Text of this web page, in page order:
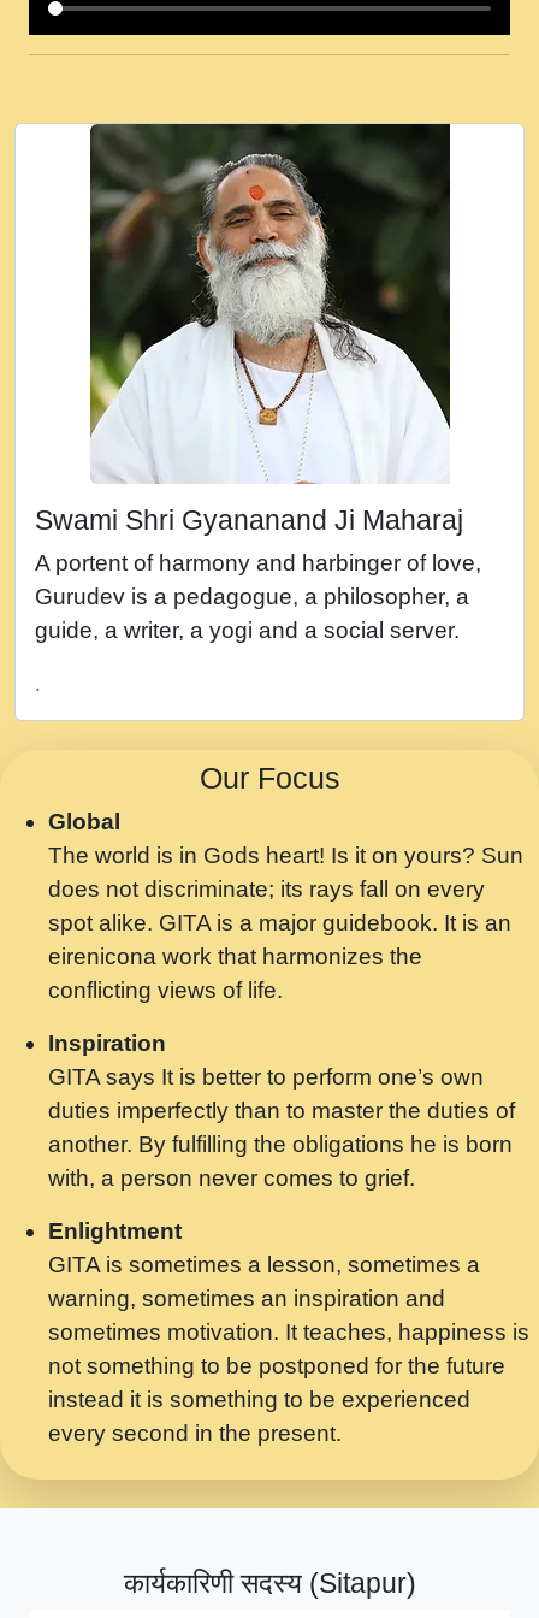
कई पकड क मर हथ र मह वदवन पहच दय! मह जन
Ki - Krishna Bhajan - New Bhajan 2020
#Ishwar Bhakti.mp3
जब से गीता ज्ञान पाया मैं बड़ी मस्ती में हूँ । 2018 -
Rishikesh - Ratan Ji Rasik.mp3
तन हल दल द सनव मड उतत सर रख क, नल रव त
गल लग जव त सर उतत हथ रख द!.mp3
तू कर प्रीतम से प्रीत, यूहीं दिन बीतते जाते हैं ।
2018 - Rishikesh - Swami Gyananand Ji
Maharaj.mp3
न म गवद गपल गद फर, पयर महन न रझद फर! shri
नह भरस रह लडडल... अपन खट करम क !!!! मह दद
सहर चरण क .....mp3
बगड नसब कसन सवर तर बगर Shri ravinandan
shastri ji maharaj.mp3
Chahe Ram Ho Chahe Shyam Ho.mp3
मझ अपन जवन बनन न आय, रठ हर क मनन न आय
Shri ravinandan shastri ji maharaj.mp3
मन अशांत मंत्र जाप - गीता प्रेरणा -Swami
Gyananand Ji Maharaj.mp3
मन बध लय परम वल कगन Special Shyam
Saawariya.mp3
मर गनय न अपरध लडडल शर रध.... Shri
ravinandan shastri ji maharaj.mp3
मेरे मन हरी का ध्यान लगा - भजन भाव - 2018 -
Rishikesh - Swami Gyananand Ji
Maharaj.mp3
यह हसरत तलब ह नकज कमर Yahi Hasraten
Talab Hai Bhav Pravah #bhajan.mp3
लडल ज बल ल क ज न लग Sadhvi Purnima Ji
7.9.2021 जवल नगर दलल #बसर.mp3
सख भ मझ पयर ह दख भ मझ पयर ह!छड म कस दत
सपरहट भजन 2021 - तर अखय ह जद भर बहर ज म
सपरहट शयम भजन - जय जय शयम जय जय शयम
Swami Shri Gyananand Ji Maharaj
A portent of harmony and harbinger of love,
Gurudev is a pedagogue, a philosopher, a
guide, a writer, a yogi and a social server.
.
Our Focus
Global
The world is in Gods heart! Is it on yours? Sun
does not discriminate; its rays fall on every
spot alike. GITA is a major guidebook. It is an
eirenicona work that harmonizes the
conflicting views of life.
Inspiration
GITA says It is better to perform one’s own
duties imperfectly than to master the duties of
another. By fulfilling the obligations he is born
with, a person never comes to grief.
Enlightment
GITA is sometimes a lesson, sometimes a
warning, sometimes an inspiration and
sometimes motivation. It teaches, happiness is
not something to be postponed for the future
instead it is something to be experienced
every second in the present.
कार्यकारिणी सदस्य (Sitapur)